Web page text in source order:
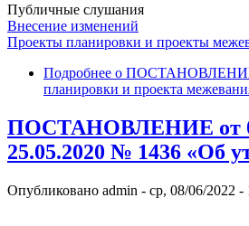
Публичные слушания
Внесение изменений
Проекты планировки и проекты
Подробнее о ПОСТАНОВЛЕНИЕ
планировки и проекта
ПОСТАНОВЛЕНИЕ от
25.05.2020 № 1436 «Об
Опубликовано admin - ср, 08/06/2022 -